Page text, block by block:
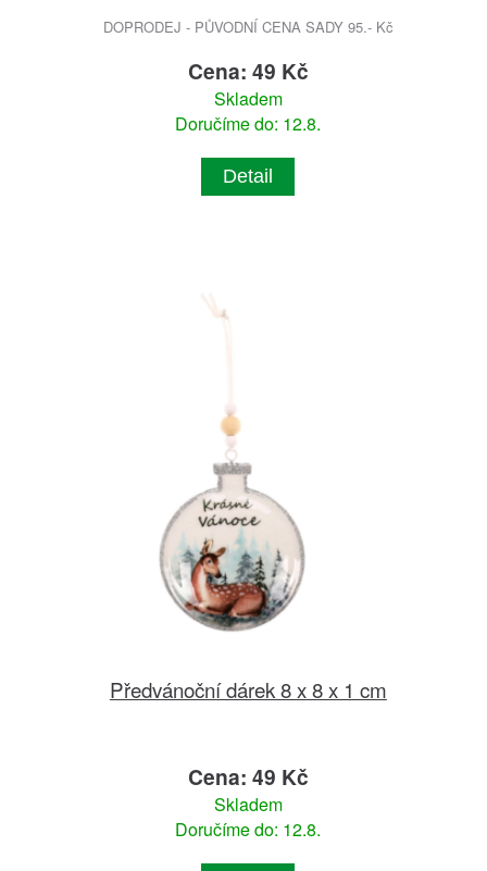
DOPRODEJ - PŮVODNÍ CENA SADY 95.- Kč
Cena: 49 Kč
Skladem
Doručíme do: 12.8.
Detail
Předvánoční dárek 8 x 8 x 1 cm
Cena: 49 Kč
Skladem
Doručíme do: 12.8.